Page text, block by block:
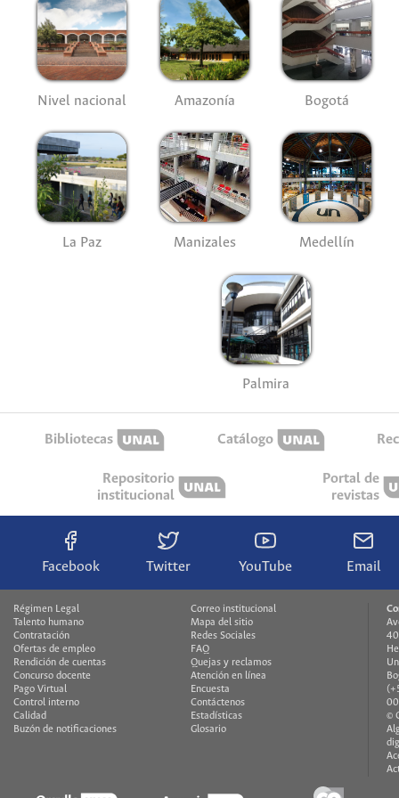
Nivel nacional Amazonía Bogotá
La Paz Manizales Medellín
Palmira
Bibliotecas Catálogo
Repositorio
institucional
Portal de
revistas
Facebook Twitter YouTube Email
Régimen Legal
Talento humano
Contratación
Ofertas de empleo
Rendición de cuentas
Concurso docente
Pago Virtual
Control interno
Calidad
Buzón de notificaciones
Correo institucional
Mapa del sitio
Redes Sociales
FAQ
Quejas y reclamos
Atención en línea
Encuesta
Contáctenos
Estadísticas
Glosario
©